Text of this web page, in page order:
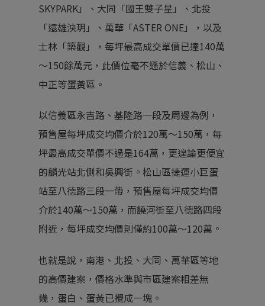
SKYPARK」、大同「國王雙子星」、北投
「遠雄泱玥」、萬華「ASTER ONE」，以及
士林「築觀」，每坪最高成交單價已達140萬
～150餘萬元，此價位毫不遜於信義、松山、
中正等蛋黃區。
以信義區永吉路、基隆路一段及周邊為例，
預售屋每坪成交均價介於120萬～150萬，每
坪最高成交單價不過是164萬，更遑論更便宜
的麟光站北側和吳興街。松山區捷運小巨蛋
站至八德路三段一帶，預售屋每坪成交均價
介於140萬～150萬，而饒河街至八德路四段
附近，每坪成交均價則僅約100萬～120萬。
也就是說，南港、北投、大同、萬華區等地
的高價建案，價格水準與市區建案相差無
幾，蛋白、蛋黃已攪成一塊。